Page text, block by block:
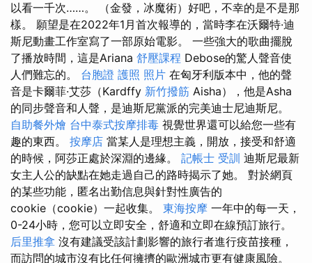
以看一千次……。 （金發，冰魔術）好吧，不幸的是不是那
樣。 願望是在2022年1月首次報導的，當時李在沃爾特·迪
斯尼動畫工作室寫了一部原始電影。 一些強大的歌曲擺脫
了播放時間，這是Ariana 舒壓課程 Debose的驚人聲音使
人們難忘的。 台胞證 護照 照片 在匈牙利版本中，他的聲
音是卡爾菲·艾莎（Kardffy 新竹撥筋 Aisha），他是Asha
的同步聲音和人聲，是迪斯尼黨派的完美迪士尼迪斯尼。
自助餐外燴 台中泰式按摩排毒 視覺世界還可以給您一些有
趣的東西。 按摩店 當某人是理想主義，開放，接受和舒適
的時候，阿莎正處於深淵的邊緣。 記帳士 受訓 迪斯尼最新
女主人公的缺點在她走過自己的路時揭示了她。 對於網頁
的某些功能，匿名出勤信息與針對性廣告的
cookie（cookie）一起收集。 東海按摩 一年中的每一天，
0-24小時，您可以立即安全，舒適和立即在線預訂旅行。
后里推拿 沒有建議受該計劃影響的旅行者進行疫苗接種，
而訪問的城市沒有比任何擁擠的歐洲城市更有健康風險。